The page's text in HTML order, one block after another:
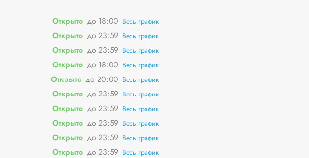
Открыто до 18:00 Весь график
Открыто до 23:59 Весь график
Открыто до 23:59 Весь график
Открыто до 18:00 Весь график
Открыто до 20:00 Весь график
Открыто до 23:59 Весь график
Открыто до 23:59 Весь график
Открыто до 23:59 Весь график
Открыто до 23:59 Весь график
Открыто до 23:59 Весь график